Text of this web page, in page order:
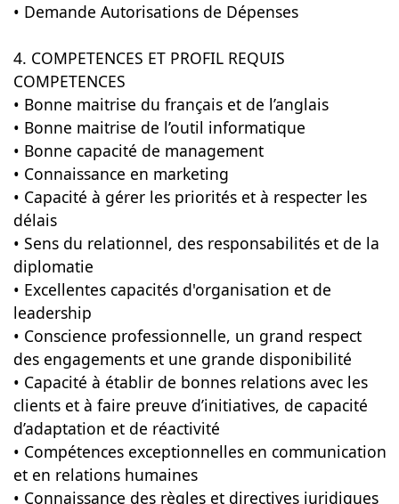
• Demande Autorisations de Dépenses
4. COMPETENCES ET PROFIL REQUIS
COMPETENCES
• Bonne maitrise du français et de l’anglais
• Bonne maitrise de l’outil informatique
• Bonne capacité de management
• Connaissance en marketing
• Capacité à gérer les priorités et à respecter les
délais
• Sens du relationnel, des responsabilités et de la
diplomatie
• Excellentes capacités d'organisation et de
leadership
• Conscience professionnelle, un grand respect
des engagements et une grande disponibilité
• Capacité à établir de bonnes relations avec les
clients et à faire preuve d’initiatives, de capacité
d’adaptation et de réactivité
• Compétences exceptionnelles en communication
et en relations humaines
• Connaissance des règles et directives juridiques